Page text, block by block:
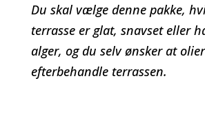
Du skal vælge denne pakke,
terrasse er glat, snavset eller
alger, og du selv ønsker at
efterbehandle terrassen.